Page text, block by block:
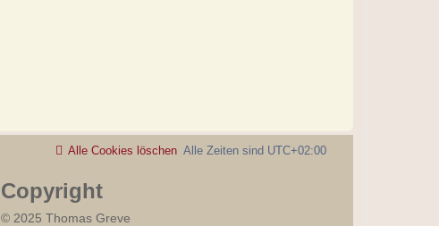
Alle Zeiten sind UTC+02:00
Alle Cookies löschen
Copyright
© 2025 Thomas Greve